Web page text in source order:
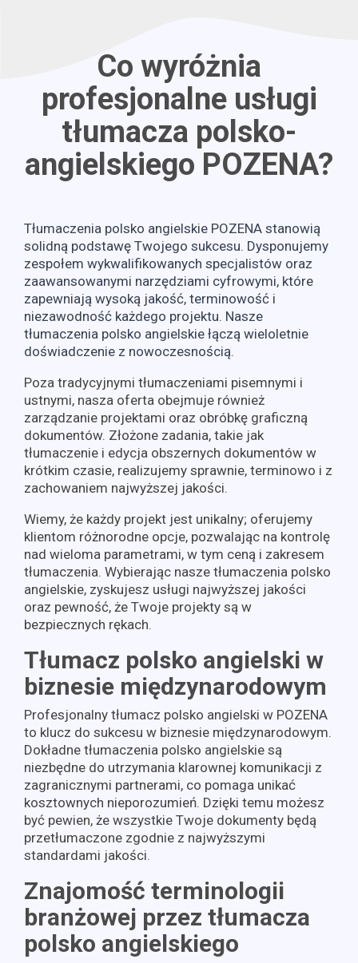
Co wyróżnia
profesjonalne usługi
tłumacza polsko-
angielskiego POZENA?
Tłumaczenia polsko angielskie POZENA stanowią
solidną podstawę Twojego sukcesu. Dysponujemy
zespołem wykwalifikowanych specjalistów oraz
zaawansowanymi narzędziami cyfrowymi, które
zapewniają wysoką jakość, terminowość i
niezawodność każdego projektu. Nasze
tłumaczenia polsko angielskie łączą wieloletnie
doświadczenie z nowoczesnością.
Poza tradycyjnymi tłumaczeniami pisemnymi i
ustnymi, nasza oferta obejmuje również
zarządzanie projektami oraz obróbkę graficzną
dokumentów. Złożone zadania, takie jak
tłumaczenie i edycja obszernych dokumentów w
krótkim czasie, realizujemy sprawnie, terminowo i z
zachowaniem najwyższej jakości.
Wiemy, że każdy projekt jest unikalny; oferujemy
klientom różnorodne opcje, pozwalając na kontrolę
nad wieloma parametrami, w tym ceną i zakresem
tłumaczenia. Wybierając nasze tłumaczenia polsko
angielskie, zyskujesz usługi najwyższej jakości
oraz pewność, że Twoje projekty są w
bezpiecznych rękach.
Tłumacz polsko angielski w
biznesie międzynarodowym
Profesjonalny tłumacz polsko angielski w POZENA
to klucz do sukcesu w biznesie międzynarodowym.
Dokładne tłumaczenia polsko angielskie są
niezbędne do utrzymania klarownej komunikacji z
zagranicznymi partnerami, co pomaga unikać
kosztownych nieporozumień. Dzięki temu możesz
być pewien, że wszystkie Twoje dokumenty będą
przetłumaczone zgodnie z najwyższymi
standardami jakości.
Znajomość terminologii
branżowej przez tłumacza
polsko angielskiego